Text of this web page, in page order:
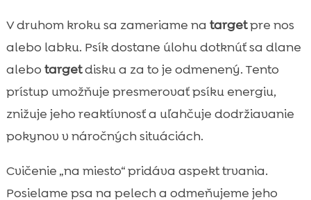
V druhom kroku sa zameriame na targetpre nos
alebo labku. Psík dostane úlohu dotknúť sa dlane
alebo targetdisku a za to je odmenený. Tento
prístup umožňuje presmerovať psíku energiu,
znižuje jeho reaktívnosť a uľahčuje dodržiavanie
pokynov v náročných situáciách.
Cvičenie „na miesto“ pridáva aspekt trvania.
Posielame psa na pelech a odmeňujeme jeho